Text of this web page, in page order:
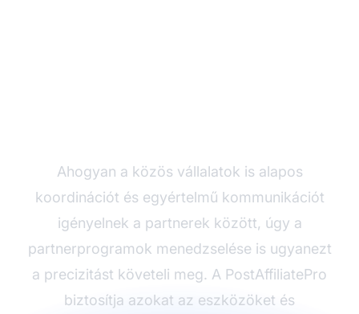
Ahogyan a közös vállalatok is alapos
koordinációt és egyértelmű kommunikációt
igényelnek a partnerek között, úgy a
partnerprogramok menedzselése is ugyanezt
a precizitást követeli meg. A PostAffiliatePro
biztosítja azokat az eszközöket és